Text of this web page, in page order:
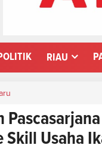
RIAU
Skill Usaha